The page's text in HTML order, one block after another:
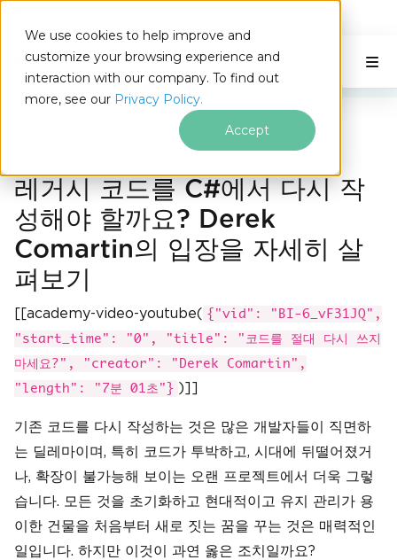
We use cookies to help improve and
customize your browsing experience and
interaction with our company. To find out
more, see our Privacy Policy.
Accept
IRONSOFTWARE
푸터 콘텐츠로 바로가기
C# Application
이 페이지에서
레거시 코드 재작성
레거시 코드를 C#에서 다시 작
성해야 할까요? Derek
Comartin의 입장을 자세히 살
펴보기
[[academy-video-youtube( {"vid": "BI-6_vF31JQ",
"start_time": "0", "title": "코드를 절대 다시 쓰지
마세요?", "creator": "Derek Comartin",
"length": "7분 01초"} )]]
기존 코드를 다시 작성하는 것은 많은 개발자들이 직면하
는 딜레마이며, 특히 코드가 투박하고, 시대에 뒤떨어졌거
나, 확장이 불가능해 보이는 오랜 프로젝트에서 더욱 그렇
습니다. 모든 것을 초기화하고 현대적이고 유지 관리가 용
이한 건물을 처음부터 새로 짓는 꿈을 꾸는 것은 매력적인
일입니다. 하지만 이것이 과연 옳은 조치일까요?